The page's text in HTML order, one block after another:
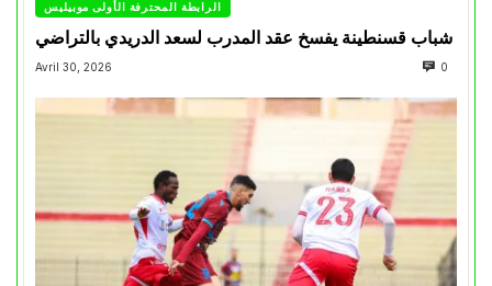
الرابطة المحترفة الأولى موبيليس
شباب قسنطينة يفسخ عقد المدرب لسعد الدريدي بالتراضي
Avril 30, 2026 0